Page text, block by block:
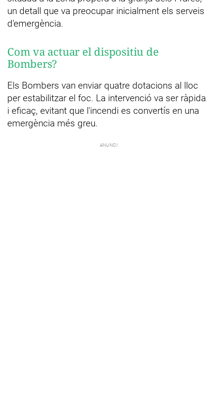
un detall que va preocupar inicialment els serveis
d'emergència.
Com va actuar el dispositiu de
Bombers?
Els Bombers van enviar quatre dotacions al lloc
per estabilitzar el foc. La intervenció va ser ràpida
i eficaç, evitant que l'incendi es convertís en una
emergència més greu.